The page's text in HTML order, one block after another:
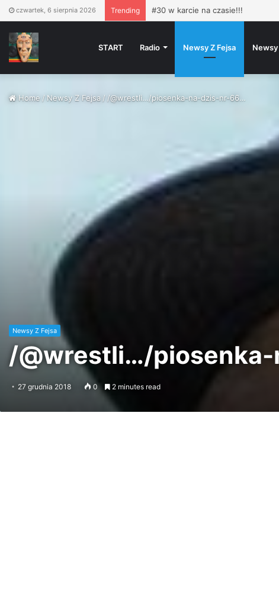
czwartek, 6 sierpnia 2026 Trending Nowy numer „Dupki i Ziomki” już
START Radio Newsy Z Fejsa
Home/Newsy Z Fejsa / /@wrestli…/piosenka-na-dzis-nr-66…
Newsy Z Fejsa
/@wrestli…/
27 grudnia 2018 0 2 minutes read